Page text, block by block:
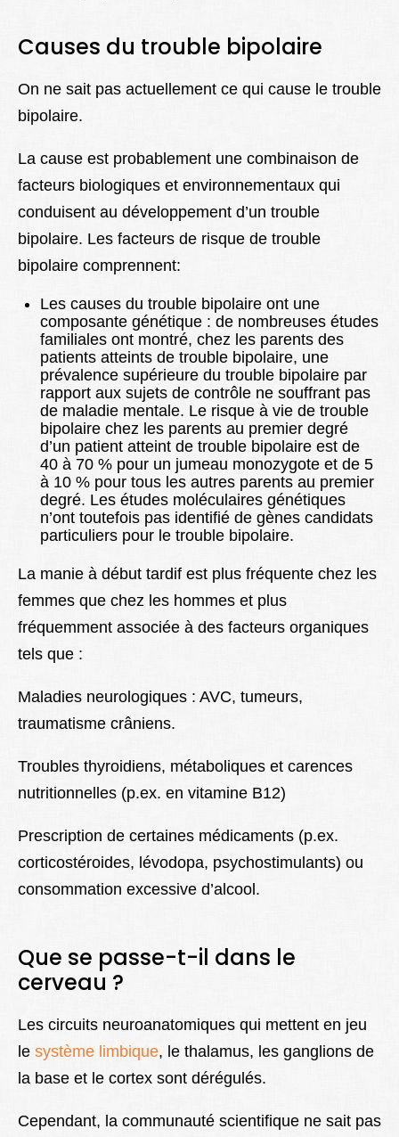
Causes du trouble bipolaire
On ne sait pas actuellement ce qui cause le trouble
bipolaire.
La cause est probablement une combinaison de
facteurs biologiques et environnementaux qui
conduisent au développement d’un trouble
bipolaire. Les facteurs de risque de trouble
bipolaire comprennent:
Les causes du trouble bipolaire ont une
composante génétique : de nombreuses études
familiales ont montré, chez les parents des
patients atteints de trouble bipolaire, une
prévalence supérieure du trouble bipolaire par
rapport aux sujets de contrôle ne souffrant pas
de maladie mentale. Le risque à vie de trouble
bipolaire chez les parents au premier degré
d’un patient atteint de trouble bipolaire est de
40 à 70 % pour un jumeau monozygote et de 5
à 10 % pour tous les autres parents au premier
degré. Les études moléculaires génétiques
n’ont toutefois pas identifié de gènes candidats
particuliers pour le trouble bipolaire.
La manie à début tardif est plus fréquente chez les
femmes que chez les hommes et plus
fréquemment associée à des facteurs organiques
tels que :
Maladies neurologiques : AVC, tumeurs,
traumatisme crâniens.
Troubles thyroidiens, métaboliques et carences
nutritionnelles (p.ex. en vitamine B12)
Prescription de certaines médicaments (p.ex.
corticostéroides, lévodopa, psychostimulants) ou
consommation excessive d’alcool.
Que se passe-t-il dans le
cerveau ?
Les circuits neuroanatomiques qui mettent en jeu
le système limbique, le thalamus, les ganglions de
la base et le cortex sont dérégulés.
Cependant, la communauté scientifique ne sait pas